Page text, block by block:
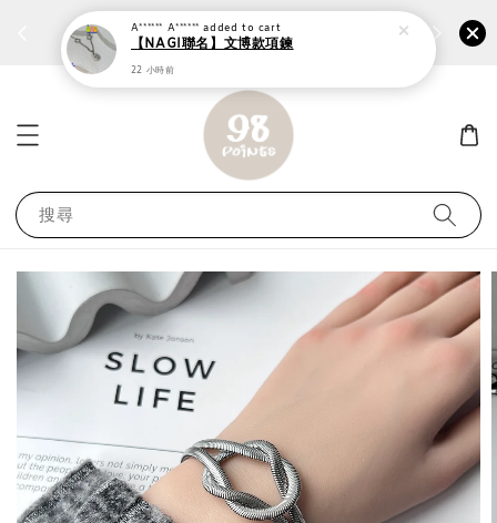
個性鋼戒任兩件1300⚡ 前往選購 ›› 加
搜尋
A****** A****** added to cart
【NAGI聯名】文博款項鍊
22 小時前